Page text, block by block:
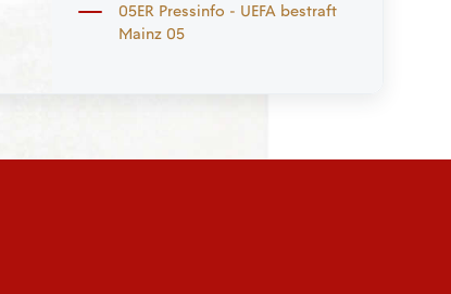
05ER Pressinfo - UEFA bestraft
Mainz 05